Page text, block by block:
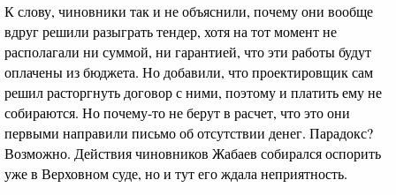
К слову, чиновники так и не объяснили, почему они вообще
вдруг решили разыграть тендер, хотя на тот момент не
располагали ни суммой, ни гарантией, что эти работы будут
оплачены из бюджета. Но добавили, что проектировщик сам
решил расторгнуть договор с ними, поэтому и платить ему не
собираются. Но почему-то не берут в расчет, что это они
первыми направили письмо об отсутствии денег. Парадокс?
Возможно. Действия чиновников Жабаев собирался оспорить
уже в Верховном суде, но и тут его ждала неприятность.